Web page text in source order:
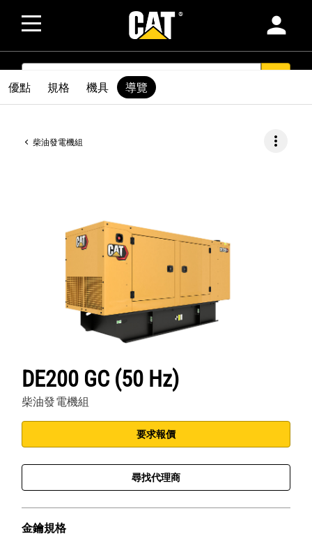
person
SEARCH
柴油發電機組 more_vert
DE200 GC (50 Hz)
柴油發電機組
要求報價
尋找代理商
金鑰規格
優點 規格 機具 導覽